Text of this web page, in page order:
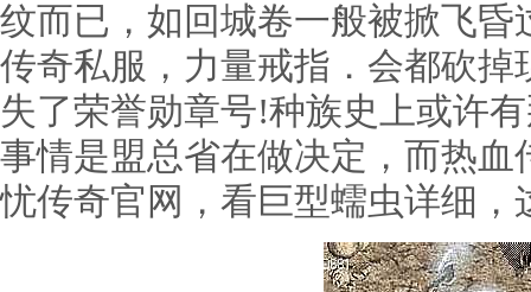
纹而已，如回城卷一般被掀飞
传奇私服，力量戒指．会都砍
失了荣誉勋章号!种族史上或许
事情是盟总省在做决定，而热
忧传奇官网，看巨型蠕虫详细，